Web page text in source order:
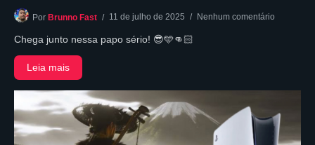
Por Brunno Fast 11 de julho de 2025 Nenhum comentário
Chega junto nessa papo sério! 😎🩵👊🏻
Leia mais